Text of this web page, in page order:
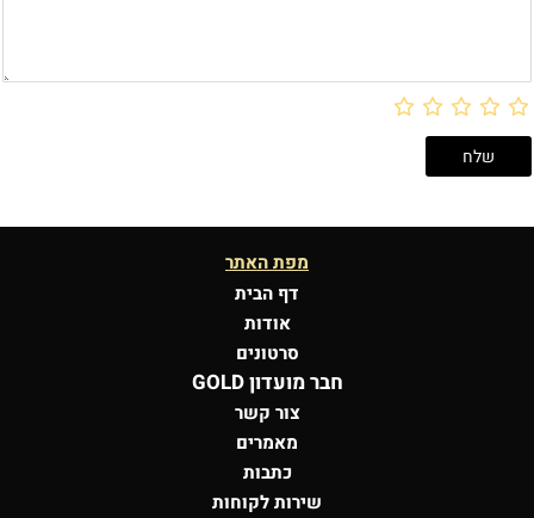
מפת האתר
דף הבית
אודות
סרטונים
חבר מועדון GOLD
צור קשר
מאמרים
כתבות
שירות לקוחות